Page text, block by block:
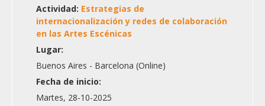
Actividad: Estrategias de
internacionalización y redes de colaboración
en las Artes Escénicas
Lugar:
Buenos Aires - Barcelona (Online)
Fecha de inicio:
Martes, 28-10-2025